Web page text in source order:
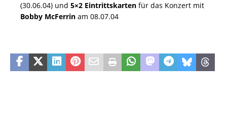
(30.06.04) und 5×2 Eintrittskarten für das Konzert mit
Bobby McFerrin am 08.07.04